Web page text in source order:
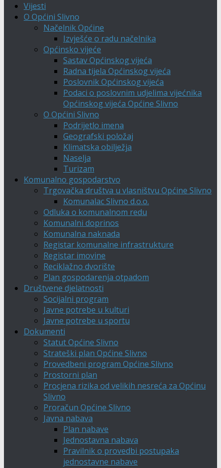
Vijesti
O Općini Slivno
Načelnik Općine
Izvješće o radu načelnika
Općinsko vijeće
Sastav Općinskog vijeća
Radna tijela Općinskog vijeća
Poslovnik Općinskog vijeća
Podaci o poslovnim udjelima vijećnika
Općinskog vijeća Općine Slivno
O Općini Slivno
Podrijetlo imena
Geografski položaj
Klimatska obilježja
Naselja
Turizam
Komunalno gospodarstvo
Trgovačka društva u vlasništvu Općine Slivno
Komunalac Slivno d.o.o.
Odluka o komunalnom redu
Komunalni doprinos
Komunalna naknada
Registar komunalne infrastrukture
Registar imovine
Reciklažno dvorište
Plan gospodarenja otpadom
Društvene djelatnosti
Socijalni program
Javne potrebe u kulturi
Javne potrebe u sportu
Dokumenti
Statut Općine Slivno
Strateški plan Općine Slivno
Provedbeni program Općine Slivno
Prostorni plan
Procjena rizika od velikih nesreća za Općinu
Slivno
Proračun Općine Slivno
Javna nabava
Plan nabave
Jednostavna nabava
Pravilnik o provedbi postupaka
jednostavne nabave